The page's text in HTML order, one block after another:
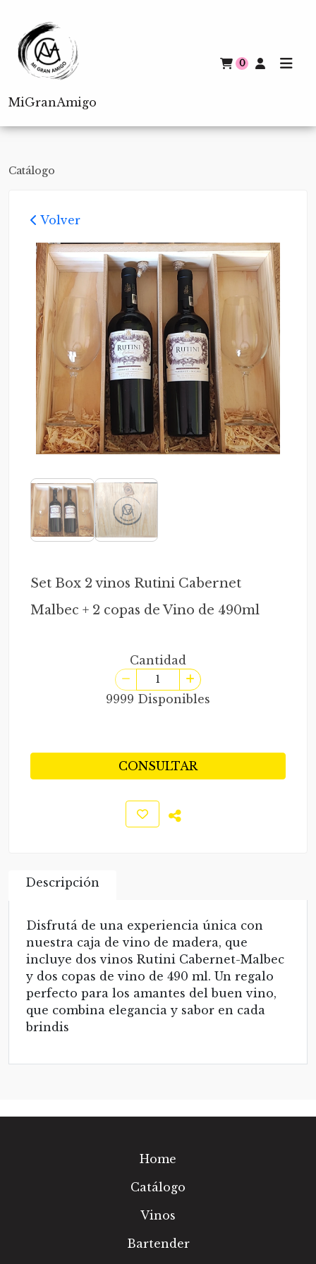
MiGranAmigo
0
Catálogo
Volver
Set Box 2 vinos Rutini Cabernet
Malbec + 2 copas de Vino de 490ml
Cantidad
9999 Disponibles
CONSULTAR
Descripción
Disfrutá de una experiencia única con
nuestra caja de vino de madera, que
incluye dos vinos Rutini Cabernet-Malbec
y dos copas de vino de 490 ml. Un regalo
perfecto para los amantes del buen vino,
que combina elegancia y sabor en cada
brindis
Home
Catálogo
Vinos
Bartender